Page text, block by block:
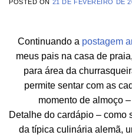
POSTED ON 21 DE FEVEREIRO DE
Continuando a postagem
meus pais na casa de
para área da
permite sentar com as
momento de almoço
Detalhe do cardápio – como
da típica culinária alemã,